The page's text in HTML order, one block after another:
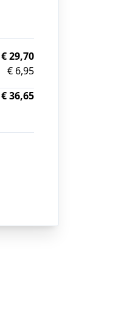
€ 29,70
€ 6,95
€ 36,65